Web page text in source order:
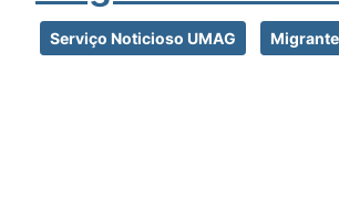
Serviço Noticioso UMAG